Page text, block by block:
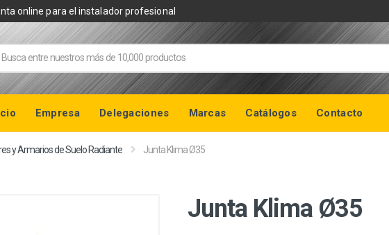
online para el instalador profesional
Empresa Delegaciones Marcas Catálogos Contacto
y Armarios de Suelo Radiante Junta Klima Ø35
Junta Klima Ø35